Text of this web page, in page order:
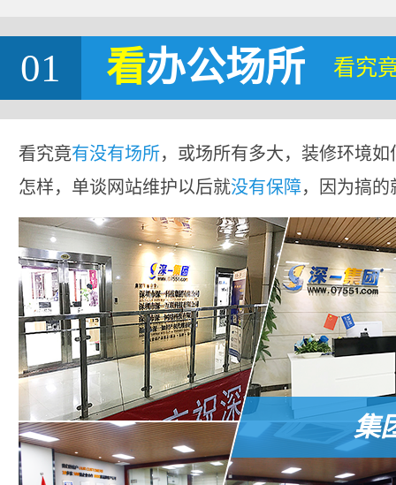
01 看办公场所 看究
看究竟有没有场所，或场所有多大，装修环境
怎样，单谈网站维护以后就没有保障，因为搞
集